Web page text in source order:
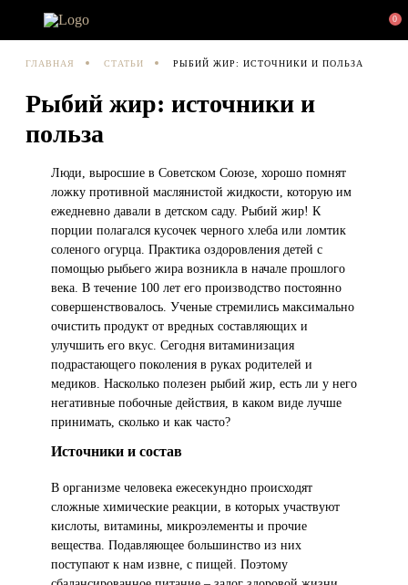
0
ГЛАВНАЯ СТАТЬИ РЫБИЙ ЖИР: ИСТОЧНИКИ И ПОЛЬЗА
Рыбий жир: источники и
польза
Люди, выросшие в Советском Союзе, хорошо помнят
ложку противной маслянистой жидкости, которую им
ежедневно давали в детском саду. Рыбий жир! К
порции полагался кусочек черного хлеба или ломтик
соленого огурца. Практика оздоровления детей с
помощью рыбьего жира возникла в начале прошлого
века. В течение 100 лет его производство постоянно
совершенствовалось. Ученые стремились максимально
очистить продукт от вредных составляющих и
улучшить его вкус. Сегодня витаминизация
подрастающего поколения в руках родителей и
медиков. Насколько полезен рыбий жир, есть ли у него
негативные побочные действия, в каком виде лучше
принимать, сколько и как часто?
Источники и состав
В организме человека ежесекундно происходят
сложные химические реакции, в которых участвуют
кислоты, витамины, микроэлементы и прочие
вещества. Подавляющее большинство из них
поступают к нам извне, с пищей. Поэтому